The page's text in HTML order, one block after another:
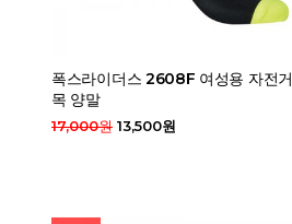
폭스라이더스 2608F 여성용 자전
목 양말
17,000원 13,500원